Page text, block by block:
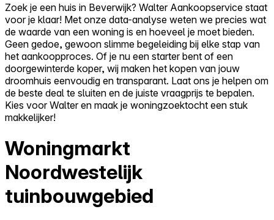
Zoek je een huis in Beverwijk? Walter Aankoopservice staat
voor je klaar! Met onze data-analyse weten we precies wat
de waarde van een woning is en hoeveel je moet bieden.
Geen gedoe, gewoon slimme begeleiding bij elke stap van
het aankoopproces. Of je nu een starter bent of een
doorgewinterde koper, wij maken het kopen van jouw
droomhuis eenvoudig en transparant. Laat ons je helpen om
de beste deal te sluiten en de juiste vraagprijs te bepalen.
Kies voor Walter en maak je woningzoektocht een stuk
makkelijker!
Woningmarkt
Noordwestelijk
tuinbouwgebied